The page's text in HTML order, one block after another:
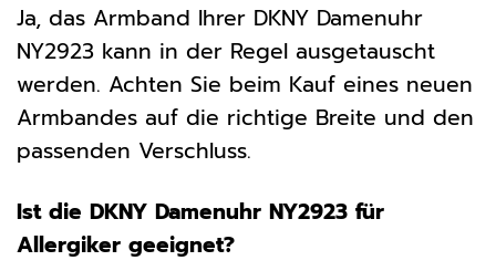
Ja, das Armband Ihrer DKNY Damenuhr
NY2923 kann in der Regel ausgetauscht
werden. Achten Sie beim Kauf eines neuen
Armbandes auf die richtige Breite und den
passenden Verschluss.
Ist die DKNY Damenuhr NY2923 für
Allergiker geeignet?